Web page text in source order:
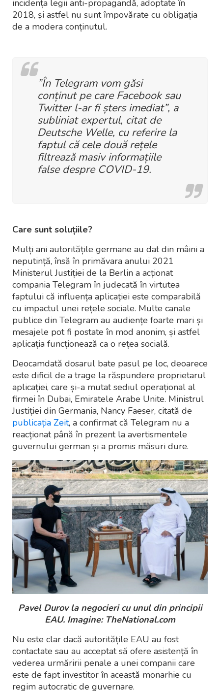
incidența legii anti-propagandă, adoptate în
2018, și astfel nu sunt împovărate cu obligația
de a modera conținutul.
”În Telegram vom găsi
conținut pe care Facebook sau
Twitter l-ar fi șters imediat”, a
subliniat expertul, citat de
Deutsche Welle, cu referire la
faptul că cele două rețele
filtrează masiv informațiile
false despre COVID-19.
Care sunt soluțiile?
Mulți ani autoritățile germane au dat din mâini a
neputință, însă în primăvara anului 2021
Ministerul Justiției de la Berlin a acționat
compania Telegram în judecată în virtutea
faptului că influența aplicației este comparabilă
cu impactul unei rețele sociale. Multe canale
publice din Telegram au audiențe foarte mari și
mesajele pot fi postate în mod anonim, și astfel
aplicația funcționează ca o rețea socială.
Deocamdată dosarul bate pasul pe loc, deoarece
este dificil de a trage la răspundere proprietarul
aplicației, care și-a mutat sediul operațional al
firmei în Dubai, Emiratele Arabe Unite. Ministrul
Justiției din Germania, Nancy Faeser, citată de
publicația Zeit, a confirmat că Telegram nu a
reacționat până în prezent la avertismentele
guvernului german și a promis măsuri dure.
Pavel Durov la negocieri cu unul din principii
EAU. Imagine: TheNational.com
Nu este clar dacă autoritățile EAU au fost
contactate sau au acceptat să ofere asistență în
vederea urmăririi penale a unei companii care
este de fapt investitor în această monarhie cu
regim autocratic de guvernare.